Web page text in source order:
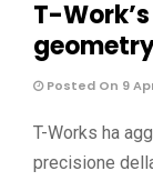
T-
Posted On 9
T-Works ha
precisione